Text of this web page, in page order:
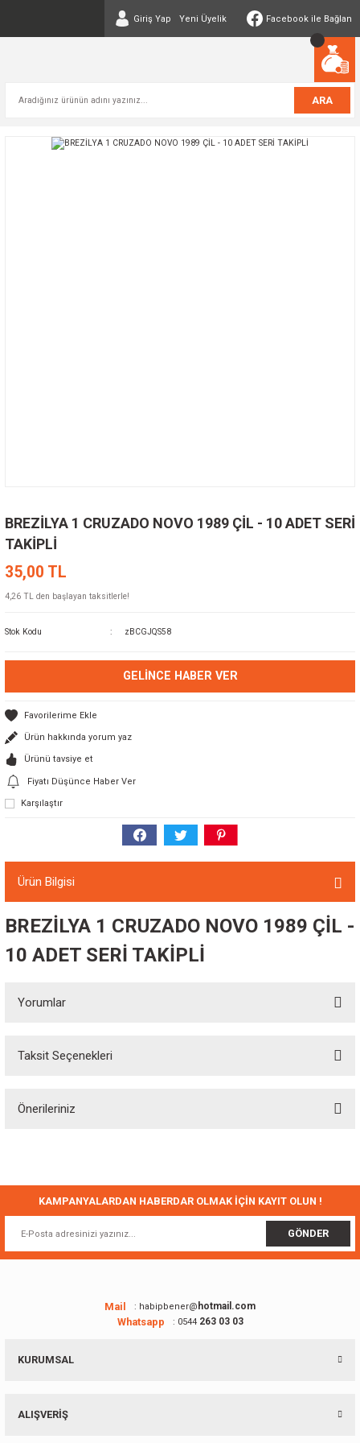
Giriş Yap Yeni Üyelik Facebook ile Bağlan
ARA
BREZİLYA 1 CRUZADO NOVO 1989 ÇİL - 10 ADET SERİ
TAKİPLİ
35,00 TL
4,26 TL den başlayan taksitlerle!
Stok Kodu zBCGJQS58
GELINCE HABER VER
Ürün hakkında yorum yaz
Ürünü tavsiye et
Fiyatı Düşünce Haber Ver
Karşılaştır
Ürün Bilgisi
BREZİLYA 1 CRUZADO NOVO 1989 ÇİL -
10 ADET SERİ TAKİPLİ
Yorumlar
Taksit Seçenekleri
Önerileriniz
Ürün resmi kalitesiz, bozuk veya görüntülenemiyor.
Ürün fiyatı diğer sitelerden daha pahalı.
Bu ürüne benzer farklı alternatifler olmalı.
KAMPANYALARDAN HABERDAR OLMAK İÇİN KAYIT OLUN !
GÖNDER
Mail : habipbener@ hotmail.com
Whatsapp : 0544263 03 03
KURUMSAL
ALIŞVERİŞ